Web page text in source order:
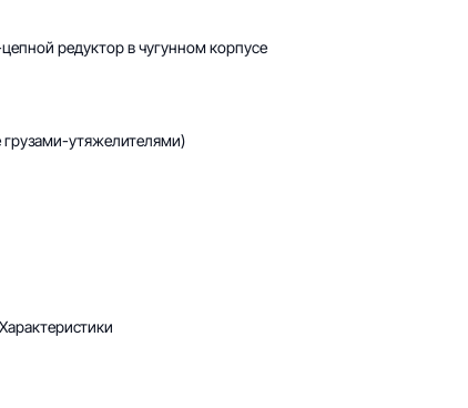
редуктор в чугунном корпусе
утяжелителями)
Характеристики